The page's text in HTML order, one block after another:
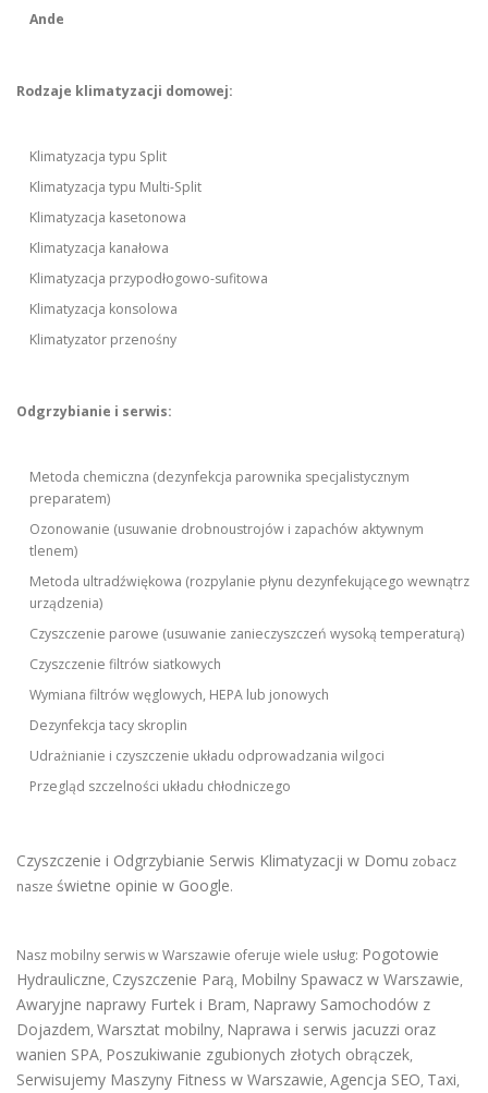
Ande
Rodzaje klimatyzacji domowej:
Klimatyzacja typu Split
Klimatyzacja typu Multi-Split
Klimatyzacja kasetonowa
Klimatyzacja kanałowa
Klimatyzacja przypodłogowo-sufitowa
Klimatyzacja konsolowa
Klimatyzator przenośny
Odgrzybianie i serwis:
Metoda chemiczna (dezynfekcja parownika specjalistycznym
preparatem)
Ozonowanie (usuwanie drobnoustrojów i zapachów aktywnym
tlenem)
Metoda ultradźwiękowa (rozpylanie płynu dezynfekującego wewnątrz
urządzenia)
Czyszczenie parowe (usuwanie zanieczyszczeń wysoką temperaturą)
Czyszczenie filtrów siatkowych
Wymiana filtrów węglowych, HEPA lub jonowych
Dezynfekcja tacy skroplin
Udrażnianie i czyszczenie układu odprowadzania wilgoci
Przegląd szczelności układu chłodniczego
Czyszczenie i Odgrzybianie Serwis Klimatyzacji w Domu zobacz
nasze świetne opinie w Google.
Nasz mobilny serwis w Warszawie oferuje wiele usług: Pogotowie
Hydrauliczne, Czyszczenie Parą, Mobilny Spawacz w Warszawie,
Awaryjne naprawy Furtek i Bram, Naprawy Samochodów z
Dojazdem, Warsztat mobilny, Naprawa i serwis jacuzzi oraz
wanien SPA, Poszukiwanie zgubionych złotych obrączek,
Serwisujemy Maszyny Fitness w Warszawie, Agencja SEO, Taxi,